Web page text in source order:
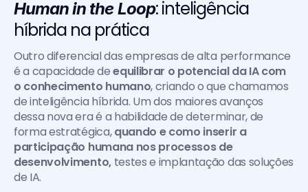
Human in the Loop: inteligência
híbrida na prática
Outro diferencial das empresas de alta performance
é a capacidade de equilibrar o potencial da IA com
o conhecimento humano, criando o que chamamos
de inteligência híbrida. Um dos maiores avanços
dessa nova era é a habilidade de determinar, de
forma estratégica, quando e como inserir a
participação humana nos processos de
desenvolvimento, testes e implantação das soluções
de IA.